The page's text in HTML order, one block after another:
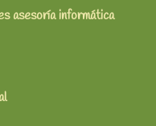
asesoría informática